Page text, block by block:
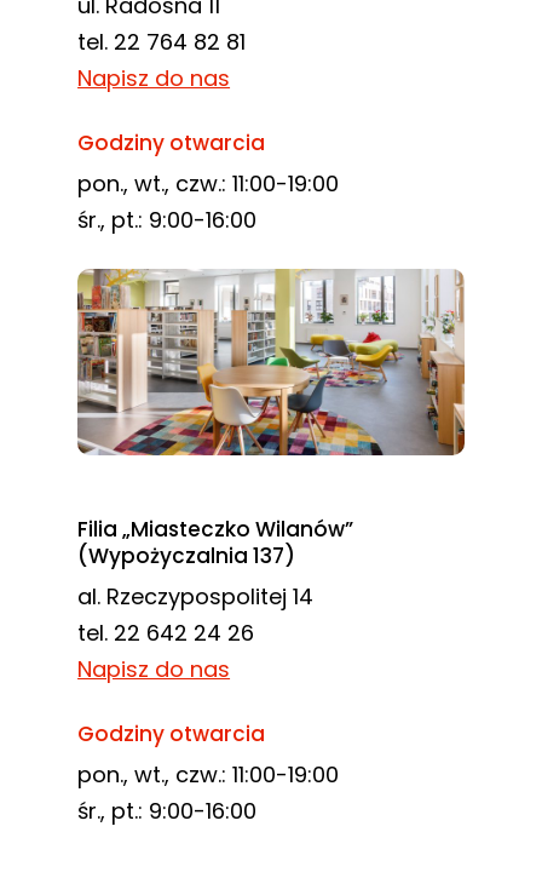
tel. 22 764 82 81
Napisz do nas
Godziny otwarcia
pon., wt., czw.: 11:00-19:00
śr., pt.: 9:00-16:00
Filia „Miasteczko Wilanów”
(Wypożyczalnia 137)
al. Rzeczypospolitej 14
tel. 22 642 24 26
Napisz do nas
Godziny otwarcia
pon., wt., czw.: 11:00-19:00
śr., pt.: 9:00-16:00